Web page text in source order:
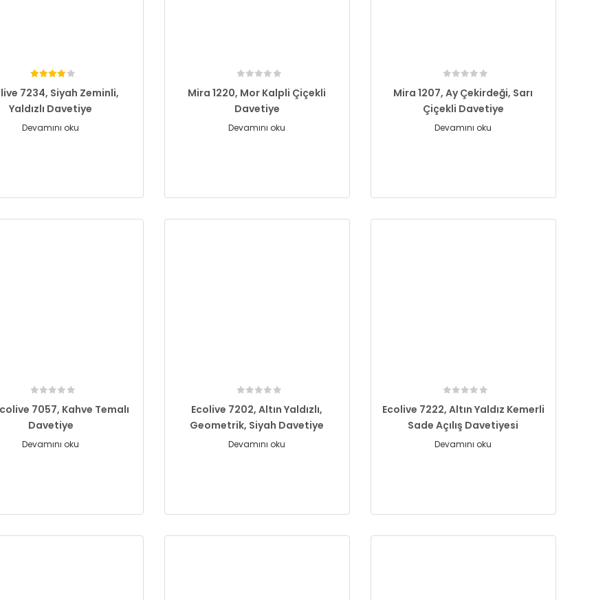
7234, Siyah Zeminli,
Yaldızlı Davetiye
Devamını oku
Mira 1220, Mor Kalpli Çiçekli
Davetiye
Devamını oku
Mira 1207, Ay Çekirdeği, Sarı
Çiçekli Davetiye
Devamını oku
7057, Kahve Temalı
Davetiye
Devamını oku
Ecolive 7202, Altın Yaldızlı,
Geometrik, Siyah Davetiye
Devamını oku
Ecolive 7222, Altın Yaldız Kemerli
Sade Açılış Davetiyesi
Devamını oku